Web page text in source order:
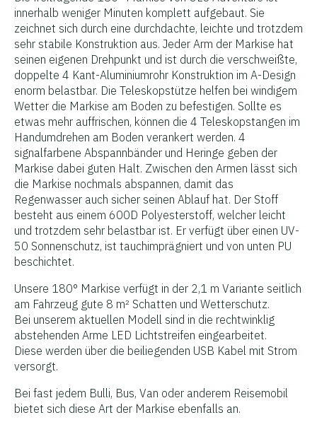
innerhalb weniger Minuten komplett aufgebaut. Sie
zeichnet sich durch eine durchdachte, leichte und trotzdem
sehr stabile Konstruktion aus. Jeder Arm der Markise hat
seinen eigenen Drehpunkt und ist durch die verschweißte,
doppelte 4 Kant-Aluminiumrohr Konstruktion im A-Design
enorm belastbar. Die Teleskopstütze helfen bei windigem
Wetter die Markise am Boden zu befestigen. Sollte es
etwas mehr auffrischen, können die 4 Teleskopstangen im
Handumdrehen am Boden verankert werden. 4
signalfarbene Abspannbänder und Heringe geben der
Markise dabei guten Halt. Zwischen den Armen lässt sich
die Markise nochmals abspannen, damit das
Regenwasser auch sicher seinen Ablauf hat. Der Stoff
besteht aus einem 600D Polyesterstoff, welcher leicht
und trotzdem sehr belastbar ist. Er verfügt über einen UV-
50 Sonnenschutz, ist tauchimprägniert und von unten PU
beschichtet.
Unsere 180° Markise verfügt in der 2,1 m Variante seitlich
am Fahrzeug gute 8 m² Schatten und Wetterschutz.
Bei unserem aktuellen Modell sind in die rechtwinklig
abstehenden Arme LED Lichtstreifen eingearbeitet.
Diese werden über die beiliegenden USB Kabel mit Strom
versorgt.
Bei fast jedem Bulli, Bus, Van oder anderem Reisemobil
bietet sich diese Art der Markise ebenfalls an.